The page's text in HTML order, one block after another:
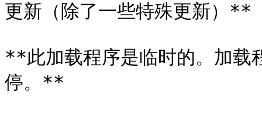
更新（除了一些特殊更新）**
**此加载程序是临时的。加载
停。**